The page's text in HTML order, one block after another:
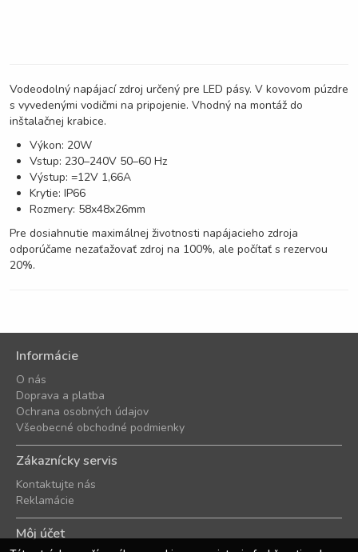
Vodeodolný napájací zdroj určený pre LED pásy. V kovovom púzdre
s vyvedenými vodičmi na pripojenie. Vhodný na montáž do
inštalačnej krabice.
Výkon: 20W
Vstup: 230–240V 50–60 Hz
Výstup: =12V 1,66A
Krytie: IP66
Rozmery: 58x48x26mm
Pre dosiahnutie maximálnej životnosti napájacieho zdroja
odporúčame nezaťažovať zdroj na 100%, ale počítať s rezervou
20%.
Informácie
O nás
Doprava a platba
Ochrana osobných údajov
Všeobecné obchodné podmienky
Zákaznícky servis
Kontaktujte nás
Reklamácie
Môj účet